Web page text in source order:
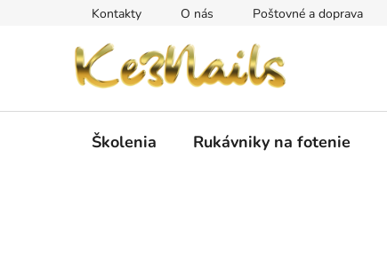
Kontakty O nás Poštovné a doprava
Školenia Rukávniky na fotenie